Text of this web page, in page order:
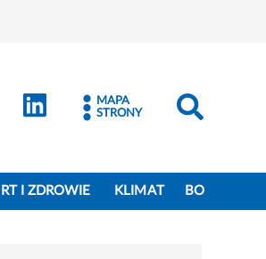
- YouTube
- Instagram
Kraków - LinkedIn
MAPA
STRONY
I ZDROWIE KLIMAT BO